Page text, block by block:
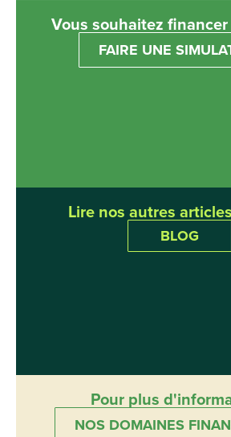
Vous souhaitez
FAIRE UNE
Lire nos autres
BLOG
Pour plus
NOS DOMAINES